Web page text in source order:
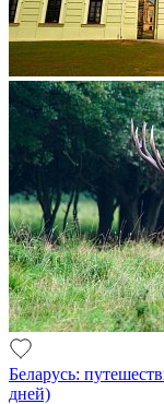
Беларусь:
дней)